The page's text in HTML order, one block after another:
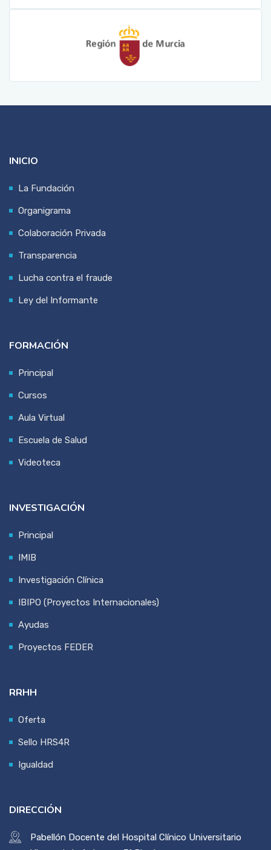
INICIO
La Fundación
Organigrama
Colaboración Privada
Transparencia
Lucha contra el fraude
Ley del Informante
FORMACIÓN
Principal
Cursos
Aula Virtual
Escuela de Salud
Videoteca
INVESTIGACIÓN
Principal
IMIB
Investigación Clínica
IBIPO (Proyectos Internacionales)
Ayudas
Proyectos FEDER
RRHH
Oferta
Sello HRS4R
Igualdad
DIRECCIÓN
Pabellón Docente del Hospital Clínico Universitario